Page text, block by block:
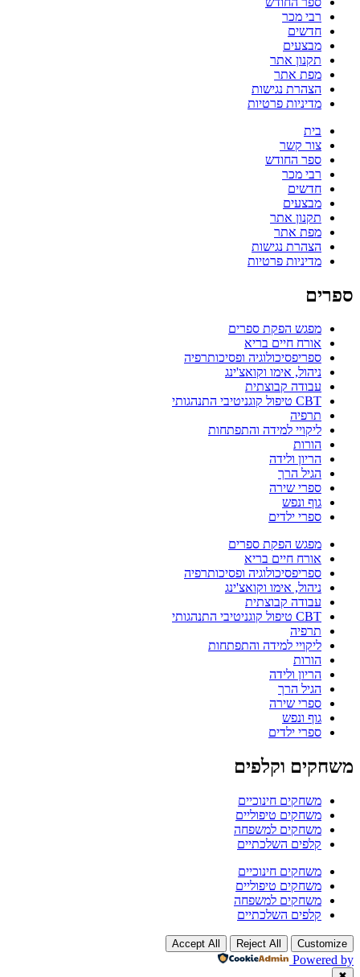
רבי מכר
חדשים
מבצעים
תקנון אתר
מפת אתר
הצהרת נגישות
מדיניות פרטיות
בית
צור קשר
ספר החודש
רבי מכר
חדשים
מבצעים
תקנון אתר
מפת אתר
הצהרת נגישות
מדיניות פרטיות
ספרים
מפגש הפקת ספרים
אורח חיים בריא
ספריפסיכולוגיה ופסיכותרפיה
ניהול, אימו וקואצ'ינג
עבודה קבוצתית
CBT טיפול קוגניטיבי התנהגותי
תרפיה
ליקויי למידה והתפתחות
הורות
הריון ולידה
הגיל הרך
ספרי שירה
גוף ונפש
ספרי ילדים
מפגש הפקת ספרים
אורח חיים בריא
ספריפסיכולוגיה ופסיכותרפיה
ניהול, אימו וקואצ'ינג
עבודה קבוצתית
CBT טיפול קוגניטיבי התנהגותי
תרפיה
ליקויי למידה והתפתחות
הורות
הריון ולידה
הגיל הרך
ספרי שירה
גוף ונפש
ספרי ילדים
משחקים וקלפים
משחקים חינוכיים
משחקים טיפוליים
משחקים למשפחה
קלפים השלכתיים
משחקים חינוכיים
משחקים טיפוליים
משחקים למשפחה
קלפים השלכתיים
Customize
Reject All
Accept All
Powered by